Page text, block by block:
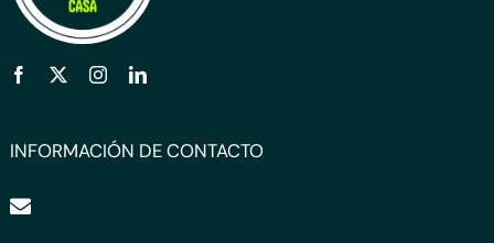
INFORMACIÓN DE CONTACTO